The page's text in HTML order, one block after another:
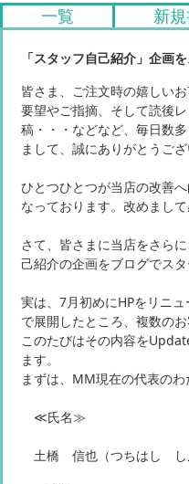
一覧 新
「スタッフ自己紹介」企画
皆さま、ご注文時の嬉しい
要望やご指摘、そして読後
稿・・・などなど、毎日数
まして、誠にありがとうござ
ひとつひとつが当店の改善
なっております。改めまして
さて、皆さまに当店をさら
己紹介の企画をブログでスタ
実は、7月初めにHPをリニ
で展開したところ、複数の
このたびはその内容を
ます。
まずは、MM現在の代表のわ
≪氏名≫
土橋 信也（つちはし し